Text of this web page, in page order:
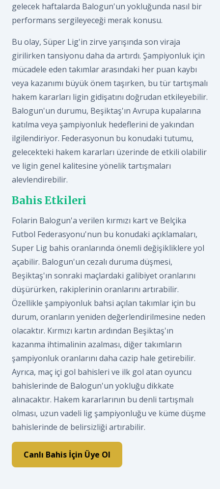
gelecek haftalarda Balogun'un yokluğunda nasıl bir
performans sergileyeceği merak konusu.
Bu olay, Süper Lig'in zirve yarışında son viraja
girilirken tansiyonu daha da artırdı. Şampiyonluk için
mücadele eden takımlar arasındaki her puan kaybı
veya kazanımı büyük önem taşırken, bu tür tartışmalı
hakem kararları ligin gidişatını doğrudan etkileyebilir.
Balogun'un durumu, Beşiktaş'ın Avrupa kupalarına
katılma veya şampiyonluk hedeflerini de yakından
ilgilendiriyor. Federasyonun bu konudaki tutumu,
gelecekteki hakem kararları üzerinde de etkili olabilir
ve ligin genel kalitesine yönelik tartışmaları
alevlendirebilir.
Bahis Etkileri
Folarin Balogun'a verilen kırmızı kart ve Belçika
Futbol Federasyonu'nun bu konudaki açıklamaları,
Super Lig bahis oranlarında önemli değişikliklere yol
açabilir. Balogun'un cezalı duruma düşmesi,
Beşiktaş'ın sonraki maçlardaki galibiyet oranlarını
düşürürken, rakiplerinin oranlarını artırabilir.
Özellikle şampiyonluk bahsi açılan takımlar için bu
durum, oranların yeniden değerlendirilmesine neden
olacaktır. Kırmızı kartın ardından Beşiktaş'ın
kazanma ihtimalinin azalması, diğer takımların
şampiyonluk oranlarını daha cazip hale getirebilir.
Ayrıca, maç içi gol bahisleri ve ilk gol atan oyuncu
bahislerinde de Balogun'un yokluğu dikkate
alınacaktır. Hakem kararlarının bu denli tartışmalı
olması, uzun vadeli lig şampiyonluğu ve küme düşme
bahislerinde de belirsizliği artırabilir.
Canlı Bahis İçin Üye Ol